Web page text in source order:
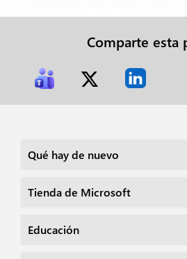
Comparte esta
Qué hay de nuevo
Tienda de Microsoft
Educación